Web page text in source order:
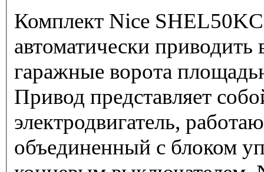
Комплект Nice
автоматически
гаражные ворота
Привод представляет
электродвигатель,
объединенный с блоком